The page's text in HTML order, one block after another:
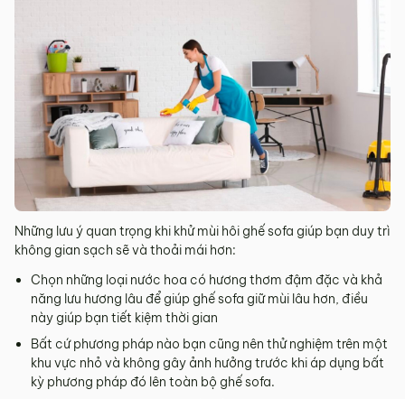
Những lưu ý quan trọng khi khử mùi hôi ghế sofa giúp bạn duy trì
không gian sạch sẽ và thoải mái hơn:
Chọn những loại nước hoa có hương thơm đậm đặc và khả
năng lưu hương lâu để giúp ghế sofa giữ mùi lâu hơn, điều
này giúp bạn tiết kiệm thời gian
Bất cứ phương pháp nào bạn cũng nên thử nghiệm trên một
khu vực nhỏ và không gây ảnh hưởng trước khi áp dụng bất
kỳ phương pháp đó lên toàn bộ ghế sofa.